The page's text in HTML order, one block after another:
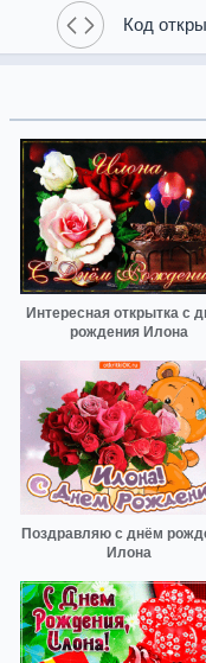
Код
Интересная открытка с
рождения Илона
Поздравляю с днём
Илона